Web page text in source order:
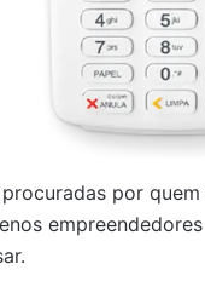
por